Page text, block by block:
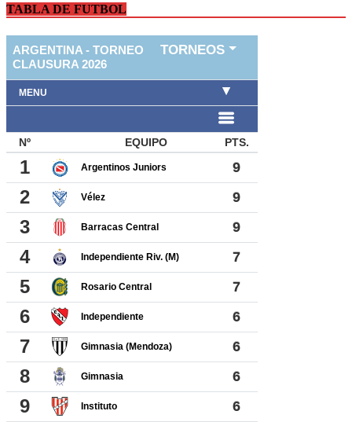
TABLA DE FUTBOL